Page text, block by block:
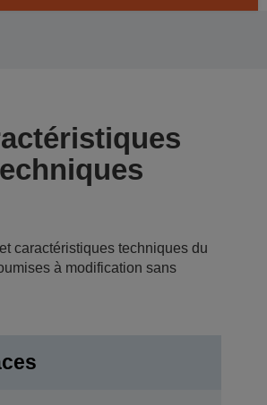
et caractéristiques techniques du
à modification sans